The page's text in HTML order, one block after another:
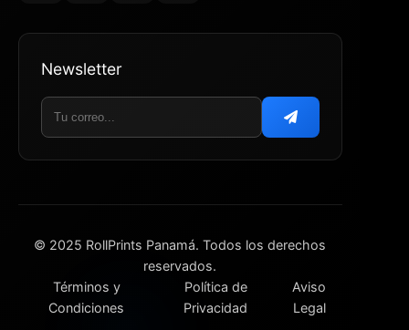
Newsletter
© 2025 RollPrints Panamá. Todos los derechos
reservados.
Términos y
Condiciones
Política de
Privacidad
Aviso
Legal